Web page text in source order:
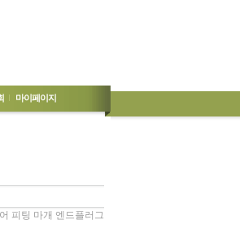
마이페이지
피팅 마개 엔드플러그